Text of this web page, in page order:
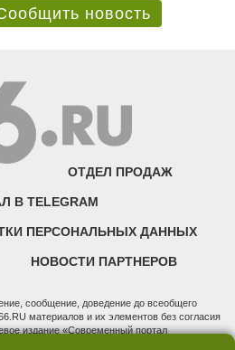
новость
ОТДЕЛ ПРОДАЖ
В TELEGRAM
ПЕРСОНАЛЬНЫХ ДАННЫХ
НОВОСТИ ПАРТНЕРОВ
сообщение, доведение до всеобщего
материалов и их элементов без согласия
издание «Современный портал